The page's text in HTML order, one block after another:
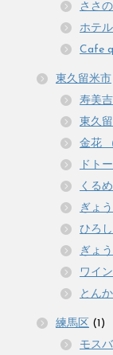
ささ
ホテ
Cafe
東久留米市
寿美
東久
金花
ドト
くる
ぎょ
ひろ
ぎょ
ワイ
とん
練馬区 (1)
モス